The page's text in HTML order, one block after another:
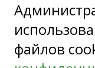
файлов